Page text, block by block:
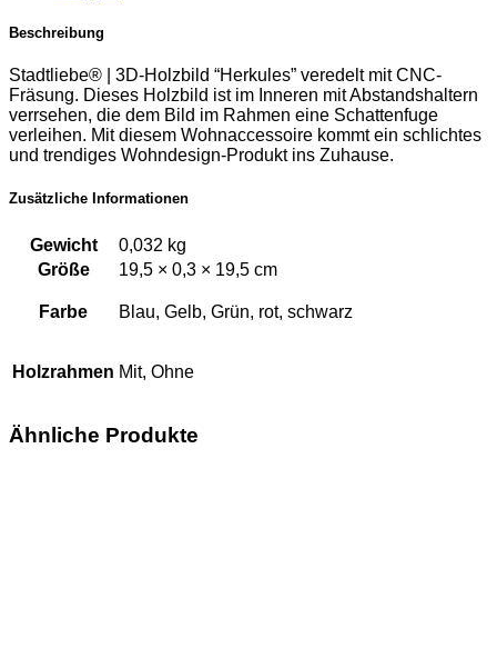
Beschreibung
Stadtliebe® | 3D-Holzbild “Herkules” veredelt mit CNC-
Fräsung. Dieses Holzbild ist im Inneren mit Abstandshaltern
verrsehen, die dem Bild im Rahmen eine Schattenfuge
verleihen. Mit diesem Wohnaccessoire kommt ein schlichtes
und trendiges Wohndesign-Produkt ins Zuhause.
Zusätzliche Informationen
Gewicht
0,032 kg
Größe
19,5 × 0,3 × 19,5 cm
Farbe Blau, Gelb, Grün, rot, schwarz
Holzrahmen Mit, Ohne
Ähnliche Produkte